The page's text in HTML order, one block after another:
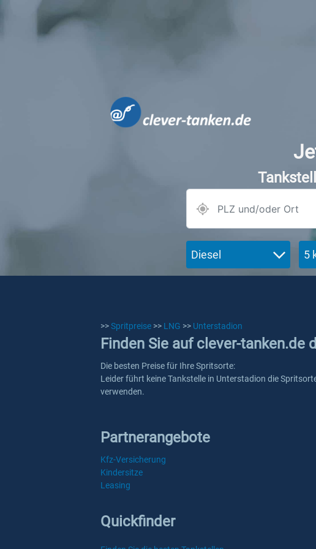
Diesel 5
>>Spritpreise >> LNG >> Unterstadion
Finden Sie auf clever-tanken.de
Die besten Preise für Ihre Spritsorte:
Leider führt keine Tankstelle in Unterstadion die
verwenden.
Partnerangebote
Kfz-Versicherung
Kindersitze
Leasing
Quickfinder